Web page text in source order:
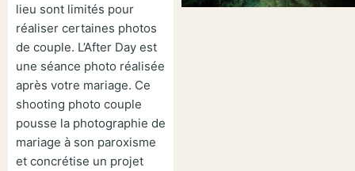
lieu sont limités pour
réaliser certaines photos
de couple. L’After Day est
une séance photo réalisée
après votre mariage. Ce
shooting photo couple
pousse la photographie de
mariage à son paroxisme
et concrétise un projet